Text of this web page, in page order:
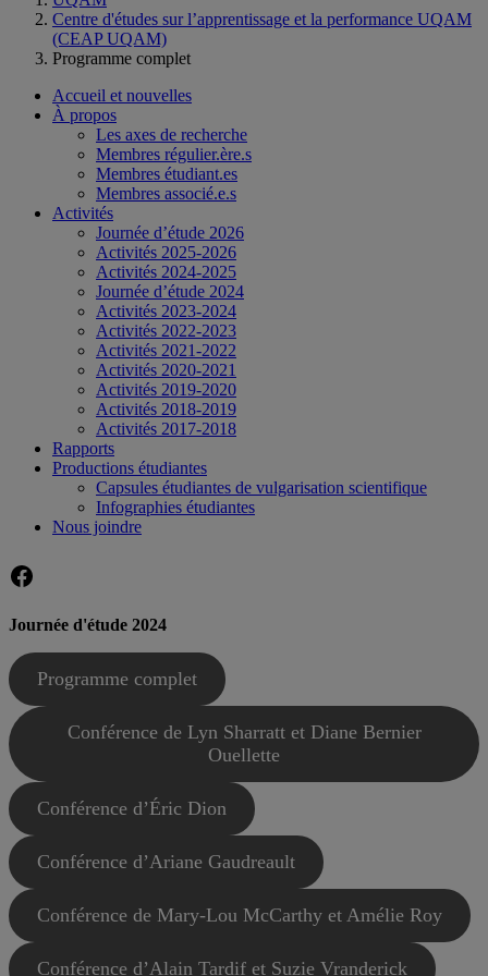
Centre d'études sur l’apprentissage et la performance UQAM
(CEAP UQAM)
Programme complet
Accueil et nouvelles
À propos
Les axes de recherche
Membres régulier.ère.s
Membres étudiant.es
Membres associé.e.s
Activités
Journée d’étude 2026
Activités 2025-2026
Activités 2024-2025
Journée d’étude 2024
Activités 2023-2024
Activités 2022-2023
Activités 2021-2022
Activités 2020-2021
Activités 2019-2020
Activités 2018-2019
Activités 2017-2018
Rapports
Productions étudiantes
Capsules étudiantes de vulgarisation scientifique
Infographies étudiantes
Nous joindre
Facebook
Journée d'étude 2024
Programme complet
Conférence de Lyn Sharratt et Diane Bernier
Ouellette
Conférence d’Éric Dion
Conférence d’Ariane Gaudreault
Conférence de Mary-Lou McCarthy et Amélie Roy
Conférence d’Alain Tardif et Suzie Vranderick